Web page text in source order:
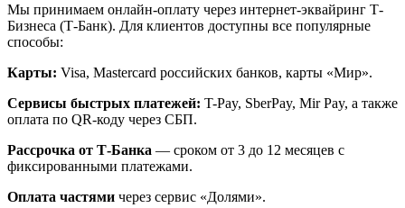
Мы принимаем онлайн-оплату через интернет-эквайринг Т-
Бизнеса (Т-Банк). Для клиентов доступны все популярные
способы:
Карты: Visa, Mastercard российских банков, карты «Мир».
Сервисы быстрых платежей: T-Pay, SberPay, Mir Pay, а также
оплата по QR-коду через СБП.
Рассрочка от Т-Банка — сроком от 3 до 12 месяцев с
фиксированными платежами.
Оплата частями через сервис «Долями».